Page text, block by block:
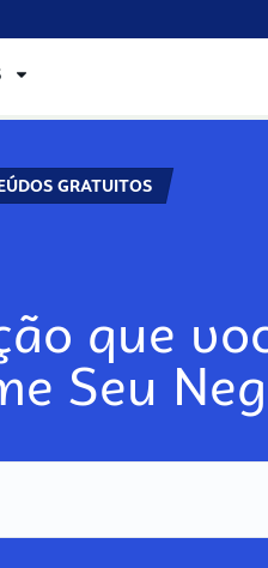
GRATUITOS
que
Seu